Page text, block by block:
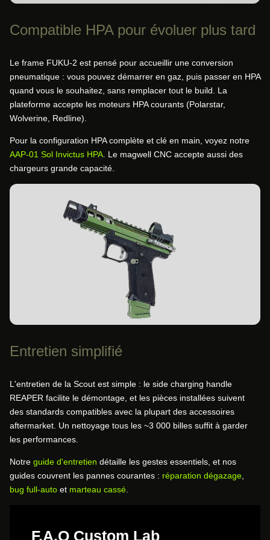
Compatible HPA pour évoluer plus tard
Le frame FUKU-2 est pensé pour accueillir une conversion
pneumatique : vous pouvez démarrer en gaz, puis passer en HPA
quand vous le souhaitez, sans remplacer tout le build. La
plateforme accepte les moteurs HPA courants (Polarstar,
Wolverine, Redline).
Pour la configuration HPA complète et clé en main, voyez notre
AAP-01 Sol Invictus HPA . Le magwell CNC accepte aussi des
chargeurs grande capacité.
Entretien simplifié
L'entretien de la Scout est simple : le side charging handle
REAPER facilite le démontage, et les pièces installées suivent
des standards compatibles avec la plupart des accessoires
aftermarket. Un nettoyage tous les ~3 000 billes suffit à garder
les performances.
Notre guide d'entretien détaille les gestes essentiels, et nos
guides couvrent les pannes courantes : réparation dégazage
bug full-auto et marteau cassé
F.A.Q Custom Lab